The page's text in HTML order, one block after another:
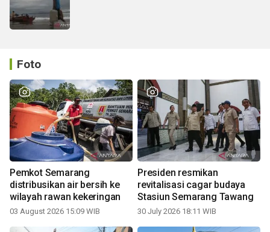
Foto
Pemkot Semarang
distribusikan air bersih ke
wilayah rawan kekeringan
03 August 2026 15:09 WIB
Presiden resmikan
revitalisasi cagar budaya
Stasiun Semarang Tawang
30 July 2026 18:11 WIB